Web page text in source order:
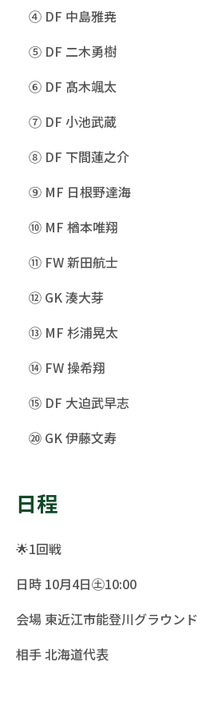
④ DF 中島雅尭
⑤ DF 二木勇樹
⑥ DF 髙木颯太
⑦ DF 小池武蔵
⑧ DF 下間蓮之介
⑨ MF 日根野達海
⑩ MF 楢本唯翔
⑪ FW 新田航士
⑫ GK 湊大芽
⑬ MF 杉浦晃太
⑭ FW 操希翔
⑮ DF 大迫武早志
⑳ GK 伊藤文寿
日程
🌟1回戦
日時 10月4日㊏10:00
会場 東近江市能登川グラウンド
相手 北海道代表